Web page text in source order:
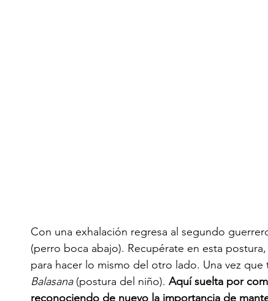
Con una exhalación regresa al segundo
(perro boca abajo). Recupérate en esta
para hacer lo mismo del otro lado. Una vez
Balasana (postura del niño). Aquí suelta por
reconociendo de nuevo la importancia de